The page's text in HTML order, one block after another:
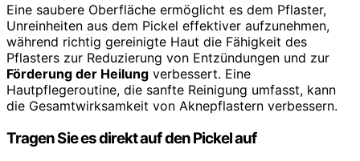
Eine saubere Oberfläche ermöglicht es dem Pflaster,
Unreinheiten aus dem Pickel effektiver aufzunehmen,
während richtig gereinigte Haut die Fähigkeit des
Pflasters zur Reduzierung von Entzündungen und zur
Förderung der Heilung verbessert. Eine
Hautpflegeroutine, die sanfte Reinigung umfasst, kann
die Gesamtwirksamkeit von Aknepflastern verbessern.
Tragen Sie es direkt auf den Pickel auf